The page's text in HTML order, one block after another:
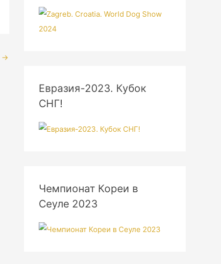
→
Евразия-2023. Кубок
СНГ!
Чемпионат Кореи в
Сеуле 2023